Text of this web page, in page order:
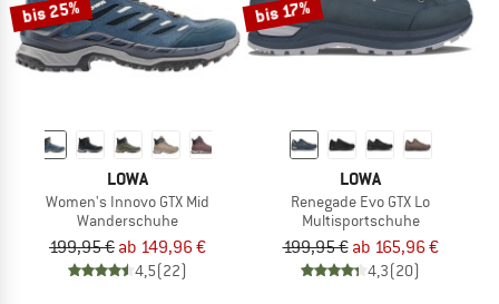
bis 25%
LOWA
Women's Innovo GTX Mid
Wanderschuhe
199,95 € ab 149,96 €
4,5(22)
bis 17%
LOWA
Renegade Evo GTX Lo
Multisportschuhe
199,95 € ab 165,96 €
4,3(20)